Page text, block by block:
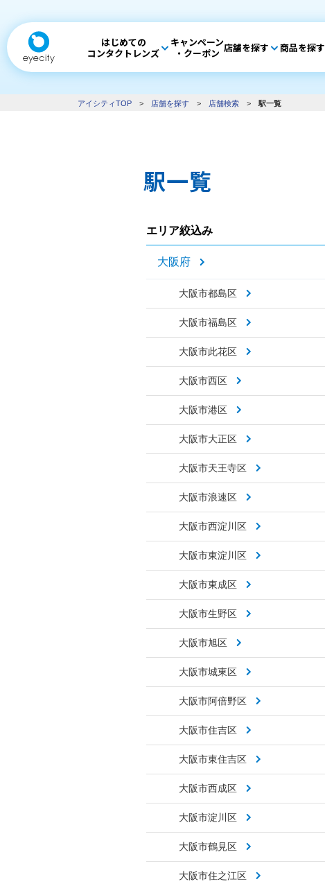
はじめての
コンタクトレンズ
キャンペーン
・クーポン 店舗を探す 商品を探す
アイシティTOP > 店舗を探す > 店舗検索 > 駅一覧
駅一覧
エリア絞込み
大阪府
大阪市都島区
大阪市福島区
大阪市此花区
大阪市西区
大阪市港区
大阪市大正区
大阪市天王寺区
大阪市浪速区
大阪市西淀川区
大阪市東淀川区
大阪市東成区
大阪市生野区
大阪市旭区
大阪市城東区
大阪市阿倍野区
大阪市住吉区
大阪市東住吉区
大阪市西成区
大阪市淀川区
大阪市鶴見区
大阪市住之江区